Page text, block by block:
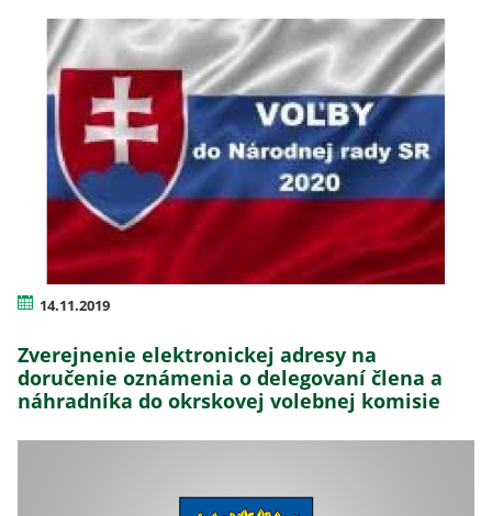
14.11.2019
Zverejnenie elektronickej adresy na
doručenie oznámenia o delegovaní člena a
náhradníka do okrskovej volebnej komisie